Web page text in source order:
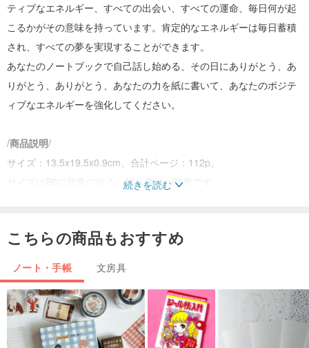
ティブなエネルギー、すべての出会い、すべての運命、毎日何が起
こるかがその意味を持っています。肯定的なエネルギーは毎日蓄積
され、すべての夢を実現することができます。
あなたのノートブックで自己話し始める、その日にありがとう、あ
りがとう、ありがとう、あなたの力を紙に書いて、あなたのポジテ
ィブなエネルギーを強化してください。
/商品説明/
サイズ：13.5x19.5x0.9cm、合計ページ：112p。
サイズはB6に非常に近く、持ち運びが簡単です。
ブル。
（ページレイアウトの内側：1 + 2 + 3 + 4 = 1つのプランはループペ
ージを実装しています）
それを使う方法を説明するデモンストレーションページがありま
す。元のテキストは韓国語の記述であり、韓国の友人はそれを直接
参照することができます。
続きを読む
こちらの商品もおすすめ
ノート・手帳 文房具